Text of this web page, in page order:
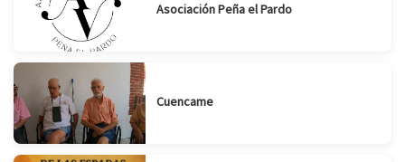
Asociación Peña el Pardo
Cuencame